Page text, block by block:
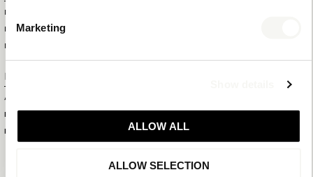
Marketing
ALLOW ALL
ALLOW SELECTION
MARKE
FARBE
MATERIAL
Produktnummer
ARTIKELNUMMER
EAN
KOLLEKTION
MIX & MATCH